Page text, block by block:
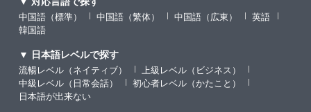
中国語（標準） 中国語（繁体） 中国語（広東）
英語
韓国語
▼ 日本語レベルで探す
流暢レベル（ネイティブ）
上級レベル（ビジネス）
中級レベル（日常会話）
初心者レベル（かたこと）
日本語が出来ない